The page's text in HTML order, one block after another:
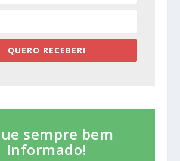
QUERO RECEBER!
sempre bem
Informado!